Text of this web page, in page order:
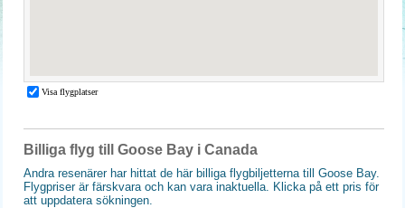
Billiga flyg till Goose Bay i Canada
Andra resenärer har hittat de här billiga flygbiljetterna till Goose Bay.
Flygpriser är färskvara och kan vara inaktuella. Klicka på ett pris för
att uppdatera sökningen.